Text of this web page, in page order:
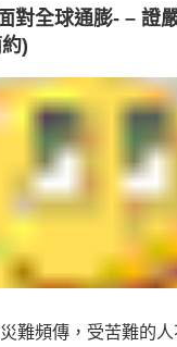
對全球通膨- – 證
)
難頻傳，受苦難的